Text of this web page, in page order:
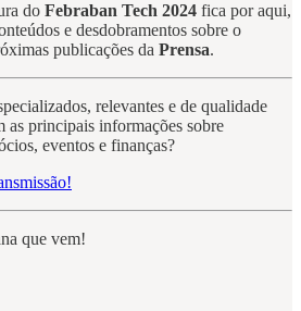
do Febraban Tech 2024 fica por aqui,
e desdobramentos sobre o
publicações da Prensa.
relevantes e de qualidade
as principais informações sobre
eventos e finanças?
que vem!